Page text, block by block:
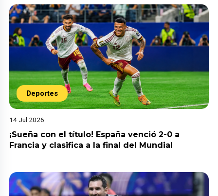
Deportes
14 Jul 2026
¡Sueña con el título! España venció 2-0 a
Francia y clasifica a la final del Mundial